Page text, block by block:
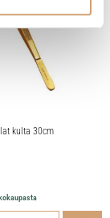
kulta 30cm